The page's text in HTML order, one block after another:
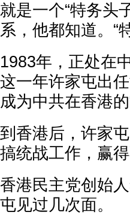
就是一个“特务头
系，他都知道。“
1983年，正处在
这一年许家屯出
成为中共在香港的
到香港后，许家
搞统战工作，赢
香港民主党创始
屯见过几次面。